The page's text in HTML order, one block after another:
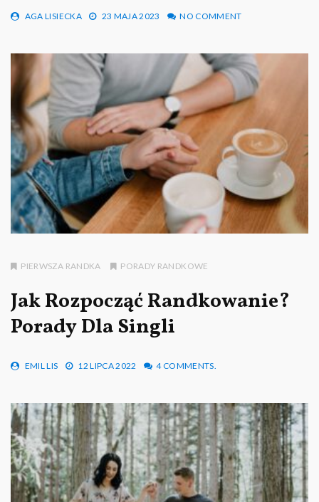
AGA LISIECKA 23 MAJA 2023 NO COMMENT
PIERWSZA RANDKA PORADY RANDKOWE
Jak Rozpocząć Randkowanie?
Porady Dla Singli
EMIL LIS 12 LIPCA 2022 4 COMMENTS.